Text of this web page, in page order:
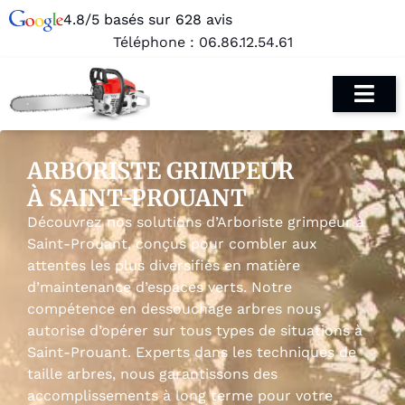
4.8/5 basés sur 628 avis
Téléphone : 06.86.12.54.61
ARBORISTE GRIMPEUR
À SAINT-PROUANT
Découvrez nos solutions d’Arboriste grimpeur à
Saint-Prouant, conçus pour combler aux
attentes les plus diversifiés en matière
d’maintenance d’espaces verts. Notre
compétence en dessouchage arbres nous
autorise d’opérer sur tous types de situations à
Saint-Prouant. Experts dans les techniques de
taille arbres, nous garantissons des
accomplissements à long terme pour votre